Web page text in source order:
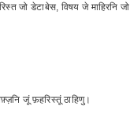
जो डेटाबेस, विषय जे माहिरनि जो
जूं फ़हरिस्तूं ठाहिणु।